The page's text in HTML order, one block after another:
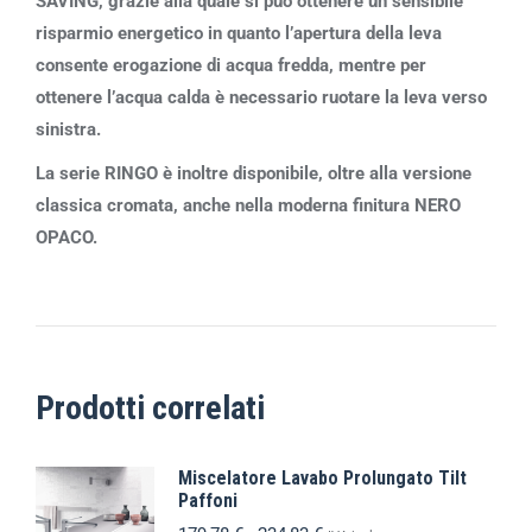
risparmio energetico in quanto l’apertura della leva
consente erogazione di acqua fredda, mentre per
ottenere l’acqua calda è necessario ruotare la leva verso
sinistra.
La serie RINGO è inoltre disponibile, oltre alla versione
classica cromata, anche nella moderna finitura NERO
OPACO.
Prodotti correlati
Miscelatore Lavabo Prolungato Tilt
Paffoni